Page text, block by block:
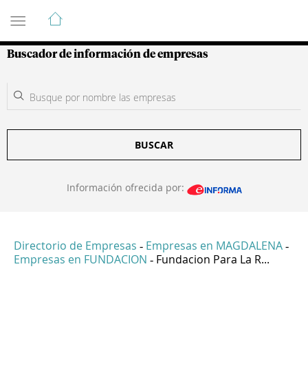
Guía de Empresas Colombianas
Buscador de información de empresas
BUSCAR
Información ofrecida por:
Directorio de Empresas - Empresas en MAGDALENA -
Empresas en FUNDACION - Fundacion Para La R...